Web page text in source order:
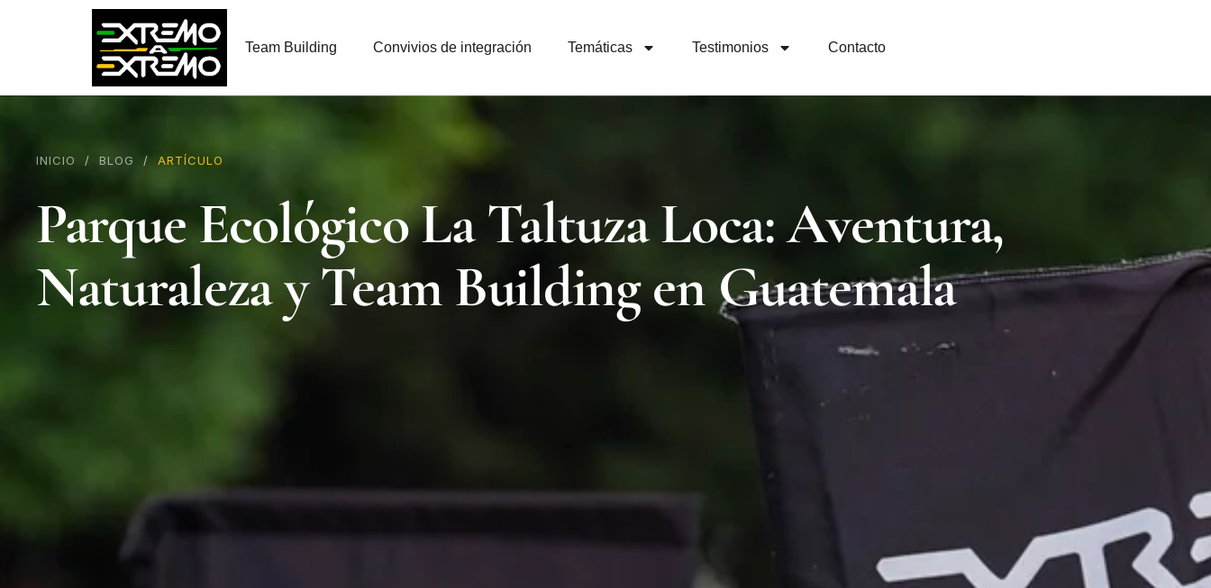
Team Building Convivios de integración Temáticas Testimonios Contacto
INICIO / BLOG / ARTÍCULO
Parque Ecológico La Taltuza Loca: Aventura,
Naturaleza y Team Building en Guatemala